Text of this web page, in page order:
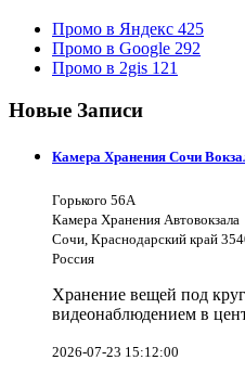
Промо в Яндекс 425
Промо в Google 292
Промо в 2gis 121
Новые Записи
Камера Хранения Сочи
Горького 56А
Камера Хранения Автовокзала
Сочи, Краснодарский край
Россия
Хранение вещей под
видеонаблюдением в
2026-07-23 15:12:00